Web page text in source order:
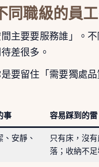
同職級的員
主要要服務誰」。
差很多。
要留住「需要獨處
事 容易踩到的雷
安靜、
只有床，沒
落；收納不